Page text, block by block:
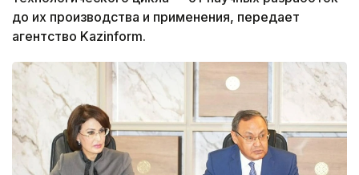
до их производства и применения, передает
агентство Kazinform.